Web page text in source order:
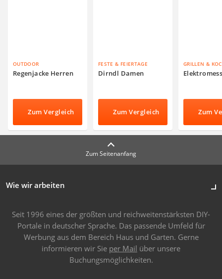
OUTDOOR
Regenjacke Herren
Zum Vergleich
FESTE & FEIERTAGE
Dirndl Damen
Zum Vergleich
GRILLEN &
Zum
Zum Seitenanfang
Wie wir arbeiten
Seit 1996 eines der größten und reichweitenstärksten DIY-
Portale in deutscher Sprache. Das passende Umfeld für
Werbung aus dem Bereich Haus und Garten. Gerne
informieren wir Sie per Mail über unsere
Buchungsmöglichkeiten.